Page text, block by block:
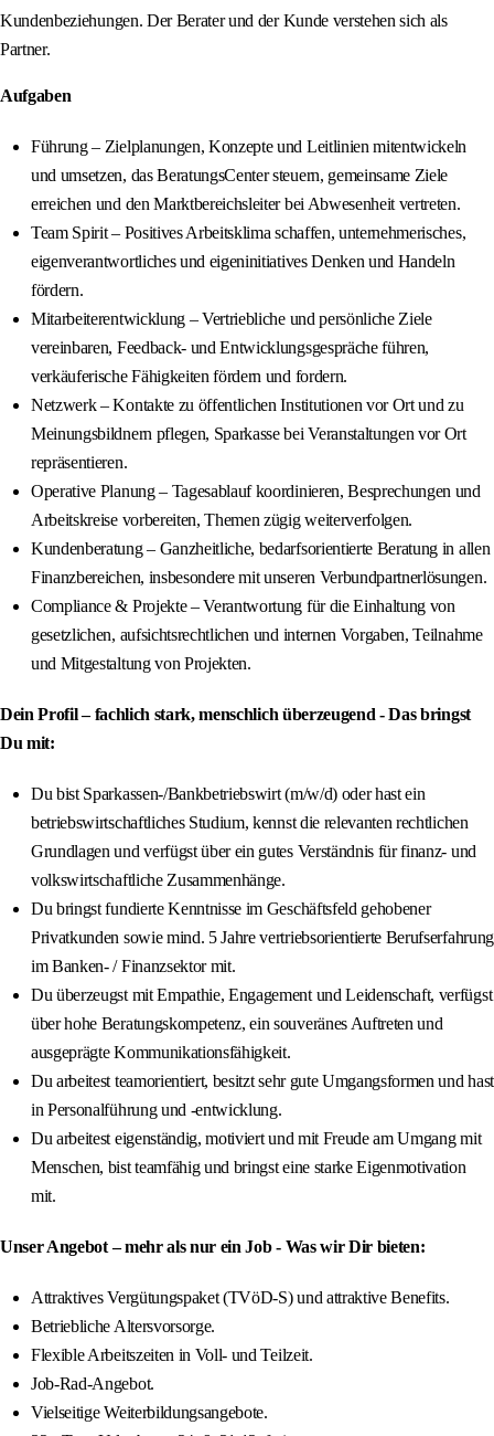
Kundenbeziehungen. Der Berater und der Kunde verstehen sich als
Partner.
Aufgaben
Führung – Zielplanungen, Konzepte und Leitlinien mitentwickeln
und umsetzen, das BeratungsCenter steuern, gemeinsame Ziele
erreichen und den Marktbereichsleiter bei Abwesenheit vertreten.
Team Spirit – Positives Arbeitsklima schaffen, unternehmerisches,
eigenverantwortliches und eigeninitiatives Denken und Handeln
fördern.
Mitarbeiterentwicklung – Vertriebliche und persönliche Ziele
vereinbaren, Feedback- und Entwicklungsgespräche führen,
verkäuferische Fähigkeiten fördern und fordern.
Netzwerk – Kontakte zu öffentlichen Institutionen vor Ort und zu
Meinungsbildnern pflegen, Sparkasse bei Veranstaltungen vor Ort
repräsentieren.
Operative Planung – Tagesablauf koordinieren, Besprechungen und
Arbeitskreise vorbereiten, Themen zügig weiterverfolgen.
Kundenberatung – Ganzheitliche, bedarfsorientierte Beratung in allen
Finanzbereichen, insbesondere mit unseren Verbundpartnerlösungen.
Compliance & Projekte – Verantwortung für die Einhaltung von
gesetzlichen, aufsichtsrechtlichen und internen Vorgaben, Teilnahme
und Mitgestaltung von Projekten.
Dein Profil – fachlich stark, menschlich überzeugend - Das bringst
Du mit:
Du bist Sparkassen-/Bankbetriebswirt (m/w/d) oder hast ein
betriebswirtschaftliches Studium, kennst die relevanten rechtlichen
Grundlagen und verfügst über ein gutes Verständnis für finanz- und
volkswirtschaftliche Zusammenhänge.
Du bringst fundierte Kenntnisse im Geschäftsfeld gehobener
Privatkunden sowie mind. 5 Jahre vertriebsorientierte Berufserfahrung
im Banken- / Finanzsektor mit.
Du überzeugst mit Empathie, Engagement und Leidenschaft, verfügst
über hohe Beratungskompetenz, ein souveränes Auftreten und
ausgeprägte Kommunikationsfähigkeit.
Du arbeitest teamorientiert, besitzt sehr gute Umgangsformen und hast
in Personalführung und -entwicklung.
Du arbeitest eigenständig, motiviert und mit Freude am Umgang mit
Menschen, bist teamfähig und bringst eine starke Eigenmotivation
mit.
Unser Angebot – mehr als nur ein Job - Was wir Dir bieten:
Attraktives Vergütungspaket (TVöD-S) und attraktive Benefits.
Betriebliche Altersvorsorge.
Flexible Arbeitszeiten in Voll- und Teilzeit.
Job-Rad-Angebot.
Vielseitige Weiterbildungsangebote.